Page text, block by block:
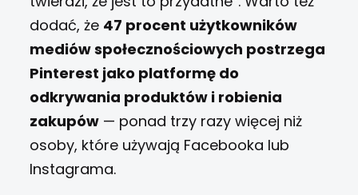
dodać, że 47 procent użytkowników
mediów społecznościowych postrzega
Pinterest jako platformę do
odkrywania produktów i robienia
zakupów — ponad trzy razy więcej niż
osoby, które używają Facebooka lub
Instagrama.